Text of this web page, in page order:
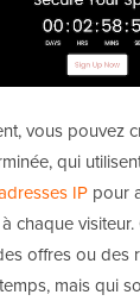
vous pouvez
qui
IP pour
chaque
offres ou des
mais qui